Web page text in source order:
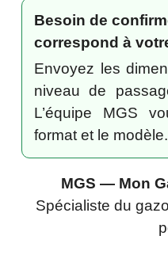
Besoin de
correspond à
Envoyez les
niveau de
L’équipe MGS
format et le modèle.
MGS — Mon
Spécialiste du